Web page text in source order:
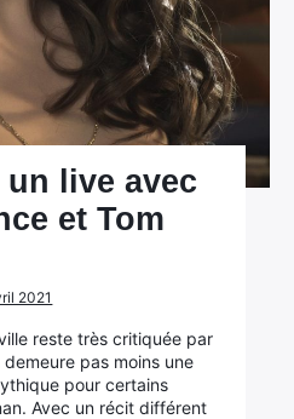
live avec
et Tom
2021
reste très critiquée par
pas moins une
pour certains
Avec un récit différent